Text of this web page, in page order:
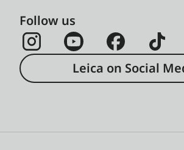
Follow us
Leica on Social